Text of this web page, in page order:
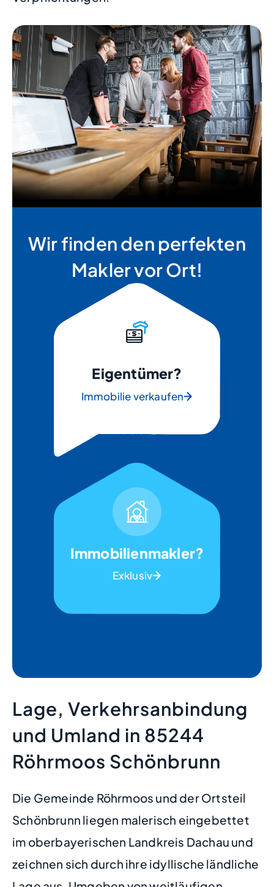
Wir finden den perfekten
Makler vor Ort!
Eigentümer?
Immobilie verkaufen
Immobilienmakler?
Exklusiv
Lage, Verkehrsanbindung
und Umland in 85244
Röhrmoos Schönbrunn
Die Gemeinde Röhrmoos und der Ortsteil
Schönbrunn liegen malerisch eingebettet
im oberbayerischen Landkreis Dachau und
zeichnen sich durch ihre idyllische ländliche